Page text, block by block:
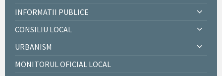
INFORMATII PUBLICE
CONSILIU LOCAL
URBANISM
MONITORUL OFICIAL LOCAL